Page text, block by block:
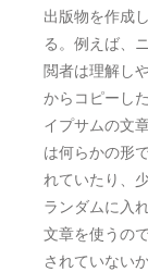
出版物を作成
る。例えば、
閲者は理解し
からコピーし
イプサムの文
は何らかの形
れていたり、
ランダムに入
文章を使うの
されていない